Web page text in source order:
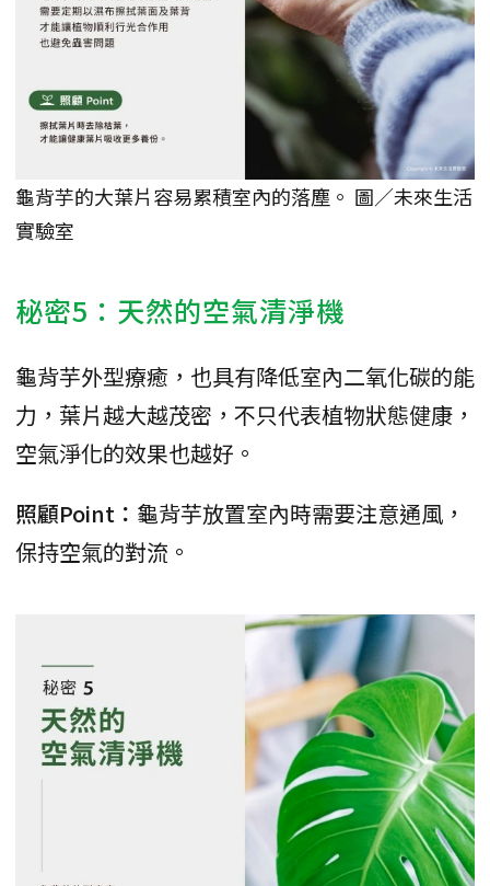
龜背芋的大葉片容易累積室內的落塵。 圖／未來生活
實驗室
秘密5：天然的空氣清淨機
龜背芋外型療癒，也具有降低室內二氧化碳的能
力，葉片越大越茂密，不只代表植物狀態健康，
空氣淨化的效果也越好。
照顧Point： 龜背芋放置室內時需要注意通風，
保持空氣的對流。